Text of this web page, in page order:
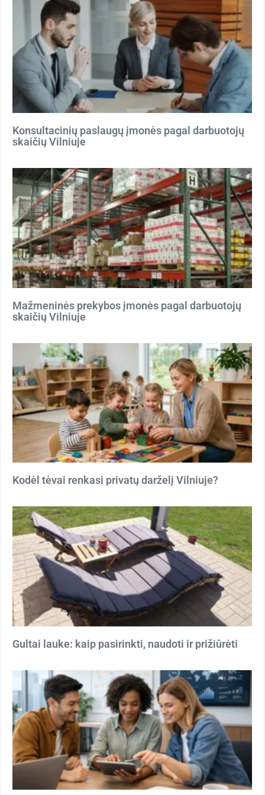
Konsultacinių paslaugų įmonės pagal darbuotojų
skaičių Vilniuje
Mažmeninės prekybos įmonės pagal darbuotojų
skaičių Vilniuje
Kodėl tėvai renkasi privatų darželį Vilniuje?
Gultai lauke: kaip pasirinkti, naudoti ir prižiūrėti